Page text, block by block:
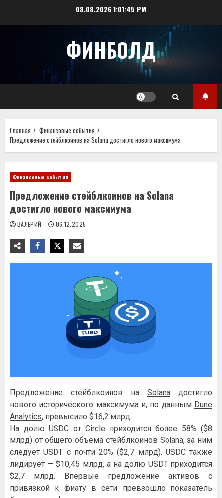
08.08.2026 1:01:45 PM
ФИНБОЛД
Главная
Финансовые события
Предложение стейблкоинов на Solana достигло нового максимума
Финансовые события
Предложение стейблкоинов на Solana
достигло нового максимума
ВАЛЕРИЙ 06.12.2025
Предложение стейблкоинов на Solana достигло
нового исторического максимума и, по данным Dune
Analytics, превысило $16,2 млрд.
На долю USDC от Circle приходится более 58% ($8
млрд) от общего объёма стейблкоинов Solana, за ним
следует USDT с почти 20% ($2,7 млрд). USDC также
лидирует — $10,45 млрд, а на долю USDT приходится
$2,7 млрд. Впервые предложение активов с
привязкой к фиату в сети превзошло показатель